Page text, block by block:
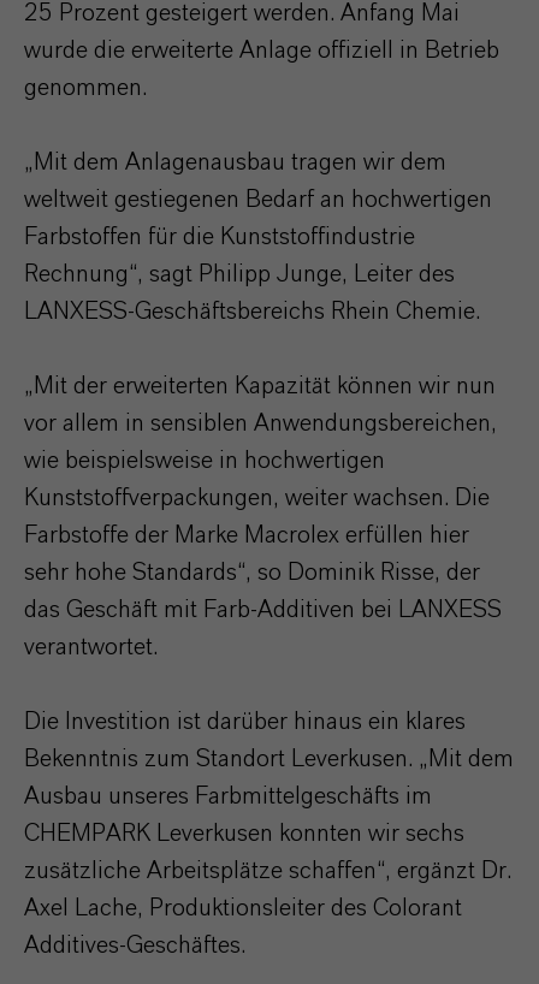
25 Prozent gesteigert werden. Anfang Mai
wurde die erweiterte Anlage offiziell in Betrieb
genommen.
„Mit dem Anlagenausbau tragen wir dem
weltweit gestiegenen Bedarf an hochwertigen
Farbstoffen für die Kunststoffindustrie
Rechnung“, sagt Philipp Junge, Leiter des
LANXESS-Geschäftsbereichs Rhein Chemie.
„Mit der erweiterten Kapazität können wir nun
vor allem in sensiblen Anwendungsbereichen,
wie beispielsweise in hochwertigen
Kunststoffverpackungen, weiter wachsen. Die
Farbstoffe der Marke Macrolex erfüllen hier
sehr hohe Standards“, so Dominik Risse, der
das Geschäft mit Farb-Additiven bei LANXESS
verantwortet.
Die Investition ist darüber hinaus ein klares
Bekenntnis zum Standort Leverkusen. „Mit dem
Ausbau unseres Farbmittelgeschäfts im
CHEMPARK Leverkusen konnten wir sechs
zusätzliche Arbeitsplätze schaffen“, ergänzt Dr.
Axel Lache, Produktionsleiter des Colorant
Additives-Geschäftes.